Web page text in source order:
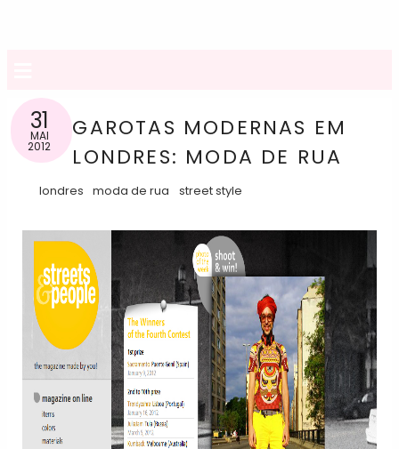
31
MAI
2012
GAROTAS MODERNAS EM
LONDRES: MODA DE RUA
londres moda de rua street style